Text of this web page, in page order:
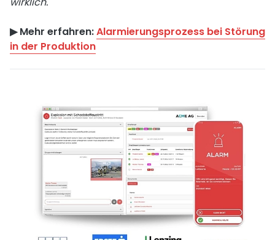
▶︎ Mehr erfahren:Alarmierungsprozess bei Störung
in der Produktion